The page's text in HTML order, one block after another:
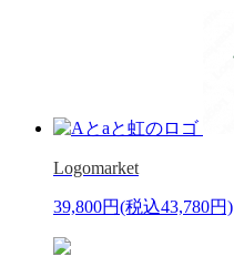
Logomarket
39,800円(税込43,780円)